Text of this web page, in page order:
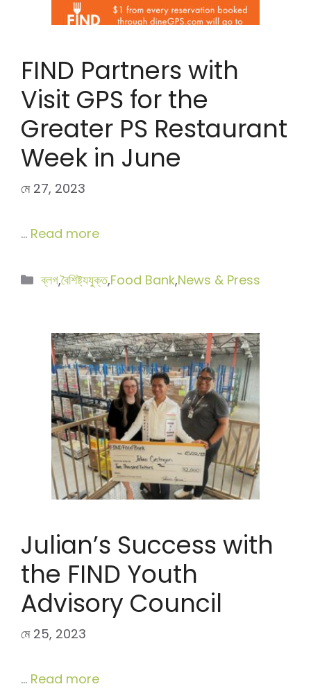
FIND Partners with
Visit GPS for the
Greater PS Restaurant
Week in June
মে 27, 2023
… Read more
বিভাগ
ব্লগ,বৈশিষ্ট্যযুক্ত,Food Bank,News & Press
Julian’s Success with
the FIND Youth
Advisory Council
মে 25, 2023
… Read more